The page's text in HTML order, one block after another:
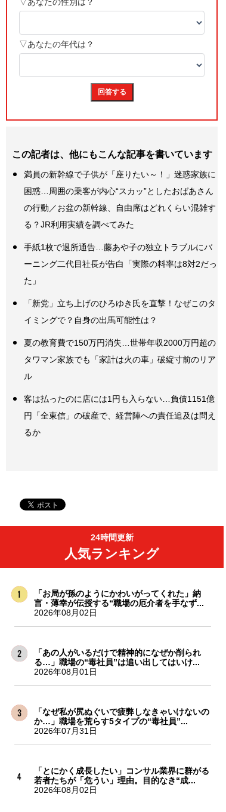
この記者は、他にもこんな記事を書いています
満員の新幹線で子供が「座りたい～！」迷惑家族に
困惑…周囲の乗客が内心“スカッ”としたおばあさん
の行動／お盆の新幹線、自由席はどれくらい混雑す
る？JR利用実績を調べてみた
手紙1枚で退所通告…藤あや子の独立トラブルにバ
ーニング二代目社長が告白「実際の料率は8対2だっ
た」
「新党」立ち上げのひろゆき氏を直撃！なぜこのタ
イミングで？自身の出馬可能性は？
夏の教育費で150万円消失…世帯年収2000万円超の
タワマン家族でも「家計は火の車」破綻寸前のリア
ル
客は払ったのに店には1円も入らない…負債1151億
円「全東信」の破産で、経営陣への責任追及は問え
るか
24時間更新
人気ランキング
「お局が孫のようにかわいがってくれた」納
言・薄幸が伝授する“職場の厄介者を手なず...
2026年08月02日
「あの人がいるだけで精神的になぜか削られ
る…」職場の“毒社員”は追い出してはいけ...
2026年08月01日
「なぜ私が尻ぬぐいで疲弊しなきゃいけないの
か…」職場を荒らす5タイプの“毒社員”...
2026年07月31日
「とにかく成長したい」コンサル業界に群がる
若者たちが「危うい」理由。目的なき“成...
2026年08月02日